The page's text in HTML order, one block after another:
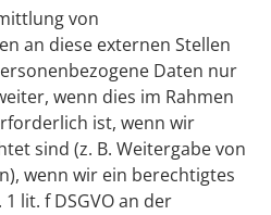
von
an diese externen Stellen
Daten nur
wenn dies im Rahmen
ist, wenn wir
sind (z. B. Weitergabe von
wenn wir ein berechtigtes
lit. f DSGVO an der